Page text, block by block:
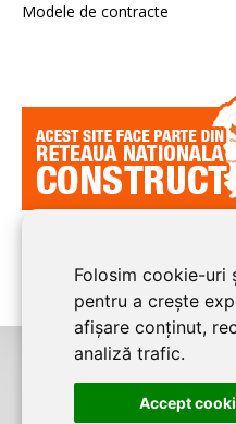
Folosim cookie-uri
pentru a crește
afișare conținut,
analiză trafic.
Accept
Modele de contracte
CONSTANTA CONSTRUCTeste
pentru firme. Proiect digital